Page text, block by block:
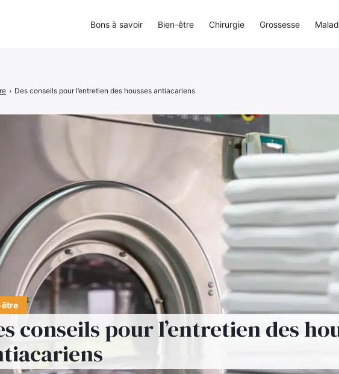
conseils pour l’entretien des
› Des conseils pour l’entretien des housses antiacariens
Bons à savoir Bien-être Chirurgie Grossesse